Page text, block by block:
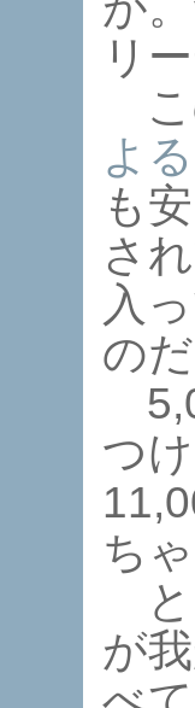
リ
こ
よ
も
さ
入
の
つ
ち
と
が